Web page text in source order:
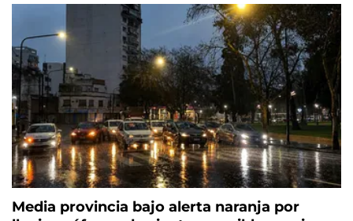
Media provincia bajo alerta naranja por